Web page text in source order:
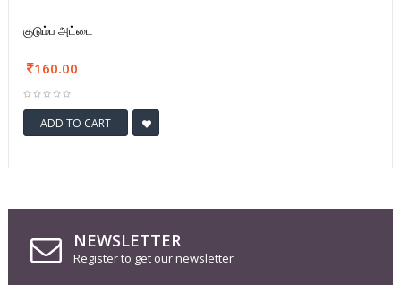
குடும்ப அட்டை
160.00
ADD TO CART
NEWSLETTER
Register to get our newsletter